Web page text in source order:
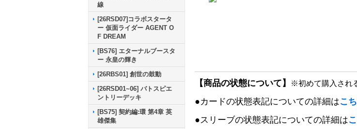
線
[26RSD07]コラボスタータ
ー 仮面ライダー AGENT O
F DREAM
[BS76] エターナルブースタ
ー 永皇の輝き
[26RBS01] 創世の鼓動
[26RSD01~06] バトスピエ
ントリーデッキ
[BS75] 契約編:環 第4章 英
雄傑集
【商品の状態について】 ※初めて購入され
●カードの状態表記についての詳細はこ
●スリーブの状態表記についての詳細は